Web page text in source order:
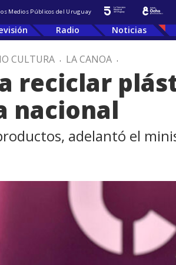
Medios Públicos del Uruguay
Radio Noticias
CULTURA . LA CANOA .
reciclar
nacional
adelantó el